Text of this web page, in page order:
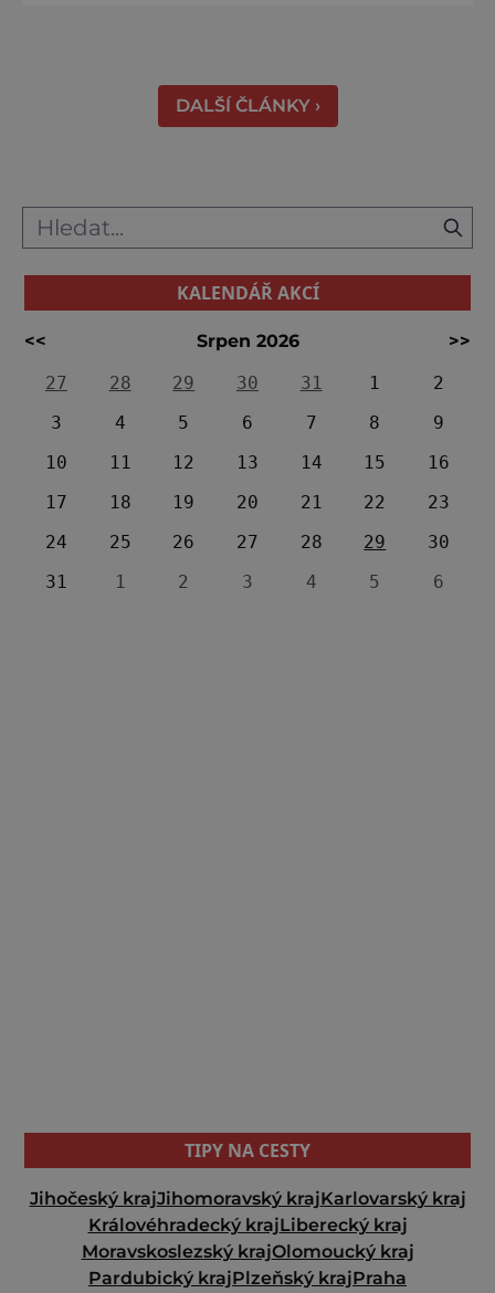
břehu říčky Rubikon pronáší Gaius Julius
Caesar svou slavnou vě
DALŠÍ ČLÁNKY ›
KALENDÁŘ AKCÍ
<< Srpen 2026
>>
27
28 29 30 31 1
2
3
4 5 6 7 8
9
10
11 12 13 14 15
16
17
18 19 20 21 22
23
24
25 26 27 28 29
30
31
1 2 3 4 5 6
TIPY NA CESTY
Jihočeský krajJihomoravský krajKarlovarský kraj
Královéhradecký krajLiberecký kraj
Moravskoslezský krajOlomoucký kraj
Pardubický krajPlzeňský krajPraha